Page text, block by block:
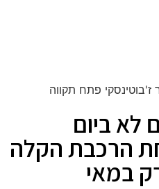
לא ביום
הרכבת הקלה
במאי